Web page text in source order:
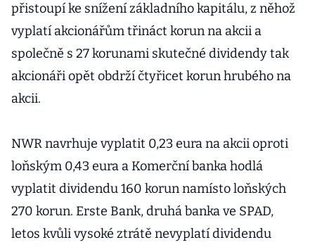
přistoupí ke snížení základního kapitálu, z něhož
vyplatí akcionářům třináct korun na akcii a
společně s 27 korunami skutečné dividendy tak
akcionáři opět obdrží čtyřicet korun hrubého na
akcii.
NWR navrhuje vyplatit 0,23 eura na akcii oproti
loňským 0,43 eura a Komerční banka hodlá
vyplatit dividendu 160 korun namísto loňských
270 korun. Erste Bank, druhá banka ve SPAD,
letos kvůli vysoké ztrátě nevyplatí dividendu